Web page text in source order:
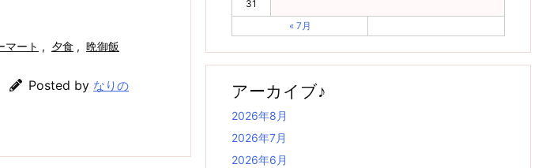
マート , 夕食 , 晩御飯
Posted by なりの
31
« 7月
アーカイブ♪
2026年8月
2026年7月
2026年6月